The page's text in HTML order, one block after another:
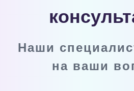
Наши
на ваши